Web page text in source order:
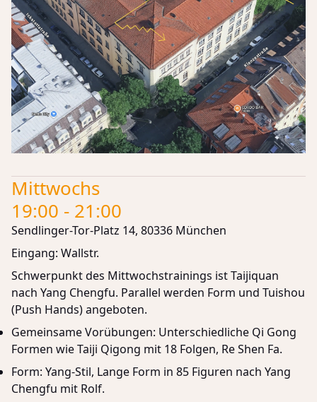
Mittwochs
19:00 - 21:00
Sendlinger-Tor-Platz 14, 80336 München
Eingang: Wallstr.
Schwerpunkt des Mittwochstrainings ist Taijiquan
nach Yang Chengfu. Parallel werden Form und Tuishou
(Push Hands) angeboten.
Gemeinsame Vorübungen: Unterschiedliche Qi Gong
Formen wie Taiji Qigong mit 18 Folgen, Re Shen Fa.
Form: Yang-Stil, Lange Form in 85 Figuren nach Yang
Chengfu mit Rolf.